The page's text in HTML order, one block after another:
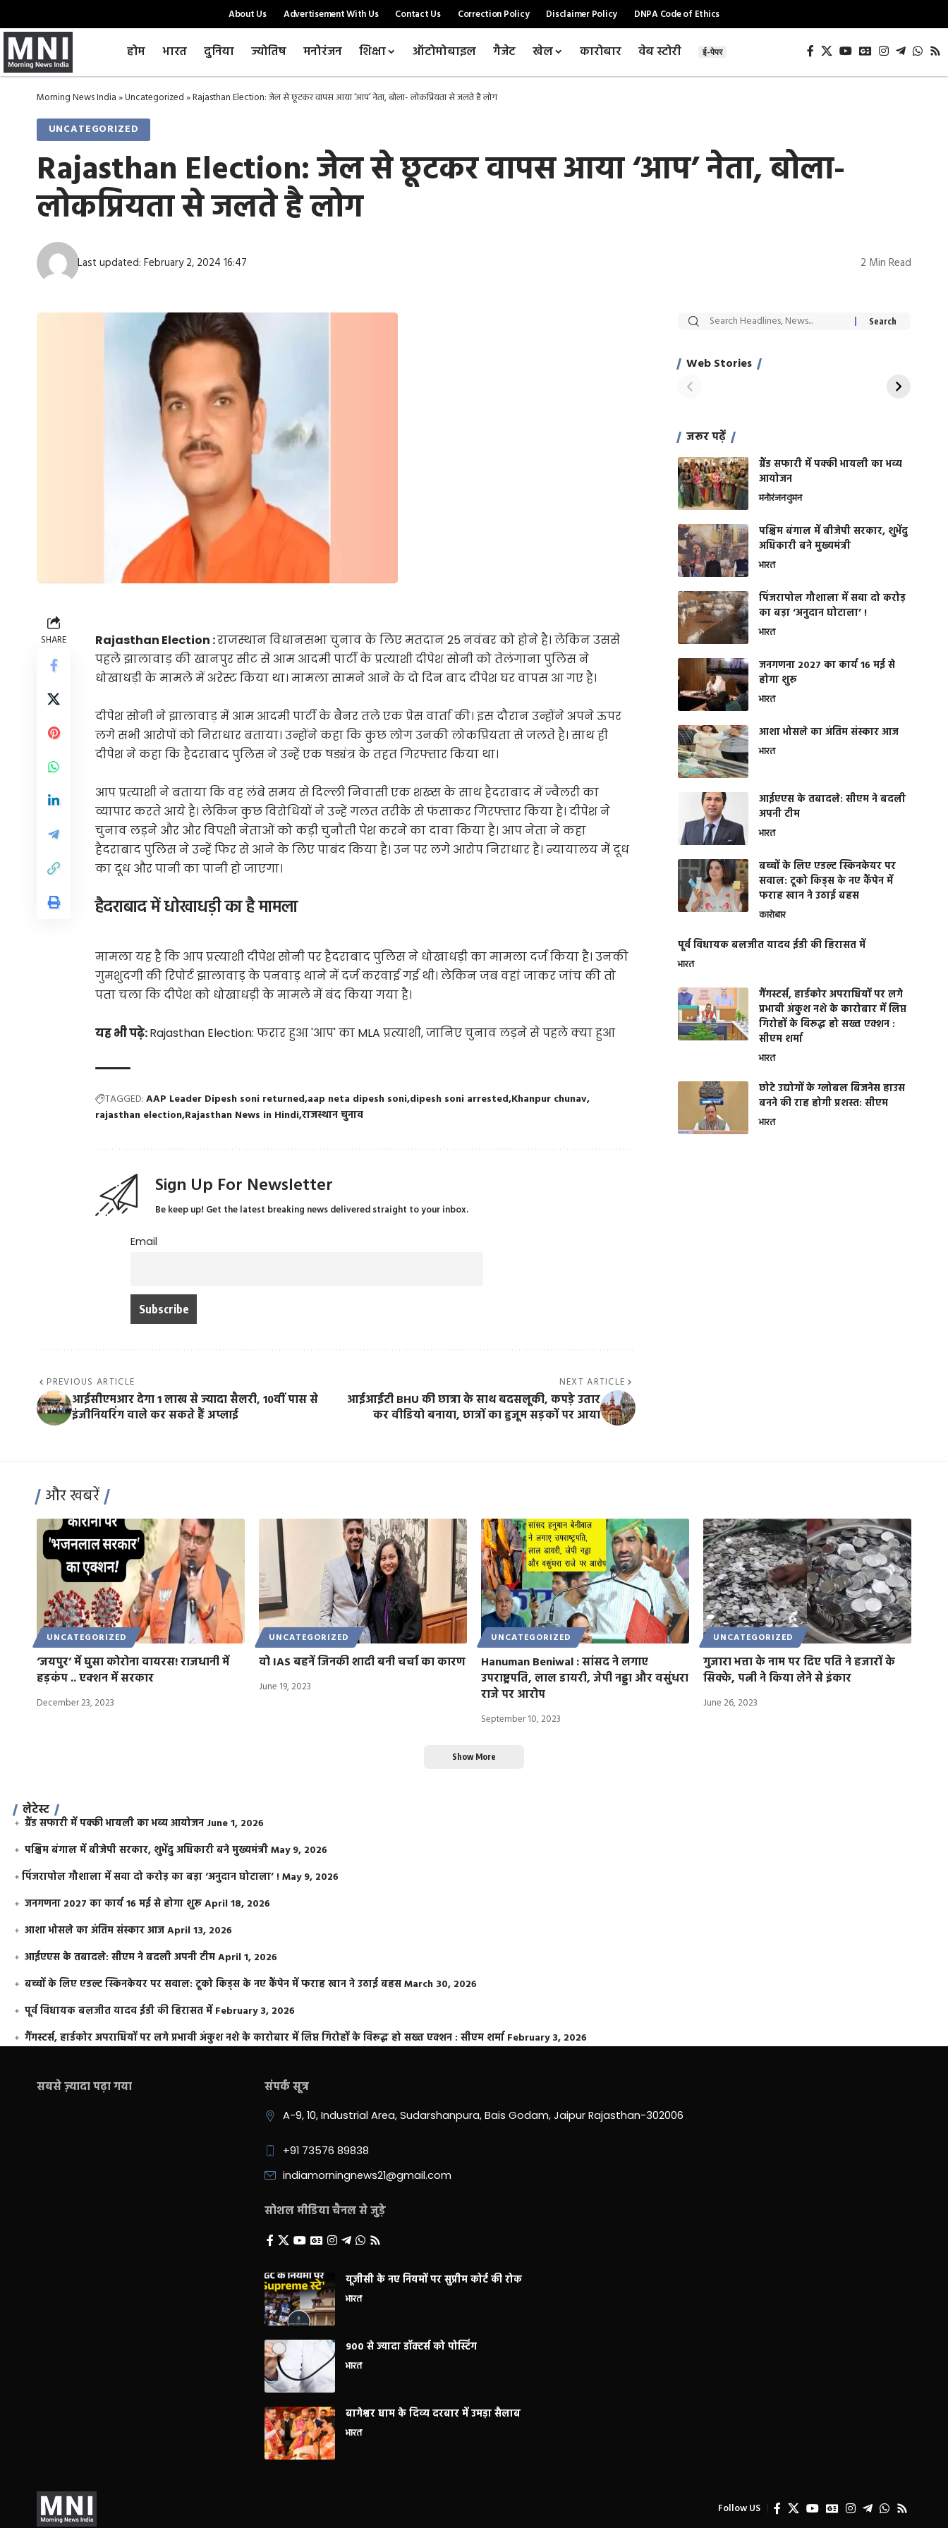
About Us Advertisement With Us Contact Us Correction Policy Disclaimer Policy DNPA Code of Ethics
होम भारत दुनिया ज्योतिष मनोरंजन शिक्षा ऑटोमोबाइल गैजेट खेल कारोबार वेब स्टोरी ई-पेपर
Morning News India»Uncategorized»Rajasthan Election: जेल से छूटकर वापस आया ‘आप’ नेता, बोला- लोकप्रियता से जलते है लोग
UNCATEGORIZED
Rajasthan Election: जेल से छूटकर वापस आया ‘आप’ नेता, बोला-
लोकप्रियता से जलते है लोग
Last updated: February 2, 2024 16:47 2 Min Read
SHARE Rajasthan Election :राजस्थान विधानसभा चुनाव के लिए मतदान 25 नवंबर को होने है। लेकिन उससे
पहले झालावाड़ की खानपुर सीट से आम आदमी पार्टी के प्रत्याशी दीपेश सोनी को तेलंगाना पुलिस ने
धोखाधड़ी के मामले में अरेस्ट किया था। मामला सामने आने के दो दिन बाद दीपेश घर वापस आ गए है।
दीपेश सोनी ने झालावाड़ में आम आदमी पार्टी के बैनर तले एक प्रेस वार्ता की। इस दौरान उन्होंने अपने ऊपर
लगे सभी आरोपों को निराधार बताया। उन्होंने कहा कि कुछ लोग उनकी लोकप्रियता से जलते है। साथ ही
दीपेश ने कहा कि हैदराबाद पुलिस ने उन्हें एक षड्यंत्र के तहत गिरफ्तार किया था।
आप प्रत्याशी ने बताया कि वह लंबे समय से दिल्ली निवासी एक शख्स के साथ हैदराबाद में ज्वैलरी का
व्यापार करते आये है। लेकिन कुछ विरोधियों ने उन्हें गलत तरीके से फंसाकर गिरफ्तार किया है। दीपेश ने
चुनाव लड़ने और और विपक्षी नेताओं को कड़ी चुनौती पेश करने का दावा किया है। आप नेता ने कहा
हैदराबाद पुलिस ने उन्हें फिर से आने के लिए पाबंद किया है। उन पर लगे आरोप निराधार है। न्यायालय में दूध
का दूध और पानी का पानी हो जाएगा।
हैदराबाद में धोखाधड़ी का है मामला
मामला यह है कि आप प्रत्याशी दीपेश सोनी पर हैदराबाद पुलिस ने धोखाधड़ी का मामला दर्ज किया है। उनकी
गुमशुदगी की रिपोर्ट झालावाड़ के पनवाड़ थाने में दर्ज करवाई गई थी। लेकिन जब वहां जाकर जांच की तो
पता चला कि दीपेश को धोखाधड़ी के मामले में बंद किया गया है।
यह भी पढ़े:Rajasthan Election: फरार हुआ 'आप' का MLA प्रत्याशी, जानिए चुनाव लड़ने से पहले क्या हुआ
TAGGED:AAP Leader Dipesh soni returned aap neta dipesh soni dipesh soni arrested Khanpur chunav
rajasthan election Rajasthan News in Hindiराजस्थान चुनाव
Sign Up For Newsletter
Be keep up! Get the latest breaking news delivered straight to your inbox.
Email
PREVIOUS ARTICLE
आईसीएमआर देगा 1 लाख से ज्यादा सैलरी, 10वीं पास से
इंजीनियरिंग वाले कर सकते हैं अप्लाई
NEXT ARTICLE
आईआईटी BHU की छात्रा के साथ बदसलूकी, कपड़े उतार
कर वीडियो बनाया, छात्रों का हुजूम सड़कों पर आया
Web Stories
सट्टेबाजी में अरेस्ट हुए
साहिल खान
रोज एक कच्चे लहसुन
जरूर पढ़ें
ग्रैंड सफारी में पक्की भायली का भव्य
आयोजन
मनोरंजनवुमन
पश्चिम बंगाल में बीजेपी सरकार, शुभेंदु
अधिकारी बने मुख्यमंत्री
भारत
​पिंजरापोल गौशाला में सवा दो करोड़
का बड़ा ‘अनुदान घोटाला’ !
भारत
जनगणना 2027 का कार्य 16 मई से
होगा शुरू
भारत
आशा भोसले का अंतिम संस्कार आज
भारत
आईएएस के तबादले: सीएम ने बदली
अपनी टीम
भारत
बच्चों के लिए एडल्ट स्किनकेयर पर
सवाल: टूको किड्स के नए कैंपेन में
फराह खान ने उठाई बहस
कारोबार
पूर्व विधायक बलजीत यादव ईडी की हिरासत में
भारत
गैंगस्टर्स, हार्डकोर अपराधियों पर लगे
प्रभावी अंकुश नशे के कारोबार में लिप्त
गिरोहों के विरूद्ध हो सख्त एक्शन :
सीएम शर्मा
भारत
छोटे उद्योगों के ग्लोबल बिजनेस हाउस
बनने की राह होगी प्रशस्त: सीएम
भारत
और खबरें
UNCATEGORIZED
‘जयपुर’ में घुसा कोरोना वायरस! राजधानी में
हड़कंप .. एक्शन में सरकार
December 23, 2023
UNCATEGORIZED
वो IAS बहनें जिनकी शादी बनी चर्चा का कारण
June 19, 2023
UNCATEGORIZED
Hanuman Beniwal : सांसद ने लगाए
उपराष्ट्रपति, लाल डायरी, जेपी नड्डा और वसुंधरा
राजे पर आरोप
September 10, 2023
UNCATEGORIZED
गुजारा भत्ता के नाम पर दिए पति ने हजारों के
सिक्के, पत्नी ने किया लेने से इंकार
June 26, 2023
Show More
लेटेस्ट
ग्रैंड सफारी में पक्की भायली का भव्य आयोजन June 1, 2026
पश्चिम बंगाल में बीजेपी सरकार, शुभेंदु अधिकारी बने मुख्यमंत्रीMay 9, 2026
​पिंजरापोल गौशाला में सवा दो करोड़ का बड़ा ‘अनुदान घोटाला’ !May 9, 2026
जनगणना 2027 का कार्य 16 मई से होगा शुरूApril 18, 2026
आशा भोसले का अंतिम संस्कार आजApril 13, 2026
आईएएस के तबादले: सीएम ने बदली अपनी टीमApril 1, 2026
बच्चों के लिए एडल्ट स्किनकेयर पर सवाल: टूको किड्स के नए कैंपेन में फराह खान ने उठाई बहसMarch 30, 2026
पूर्व विधायक बलजीत यादव ईडी की हिरासत में February 3, 2026
गैंगस्टर्स, हार्डकोर अपराधियों पर लगे प्रभावी अंकुश नशे के कारोबार में लिप्त गिरोहों के विरूद्ध हो सख्त एक्शन : सीएम शर्मा February 3, 2026
सबसे ज़्यादा पढ़ा गया संपर्क सूत्र
A-9, 10, Industrial Area, Sudarshanpura, Bais Godam, Jaipur Rajasthan-302006
+91 73576 89838
indiamorningnews21@gmail.com
सोशल मीडिया चैनल से जुड़े
यूजीसी के नए नियमों पर सुप्रीम कोर्ट की रोक
भारत
900 से ज्यादा डॉक्टर्स को पोस्टिंग
भारत
बागेश्वर धाम के दिव्य दरबार में उमड़ा सैलाब
भारत
Follow US